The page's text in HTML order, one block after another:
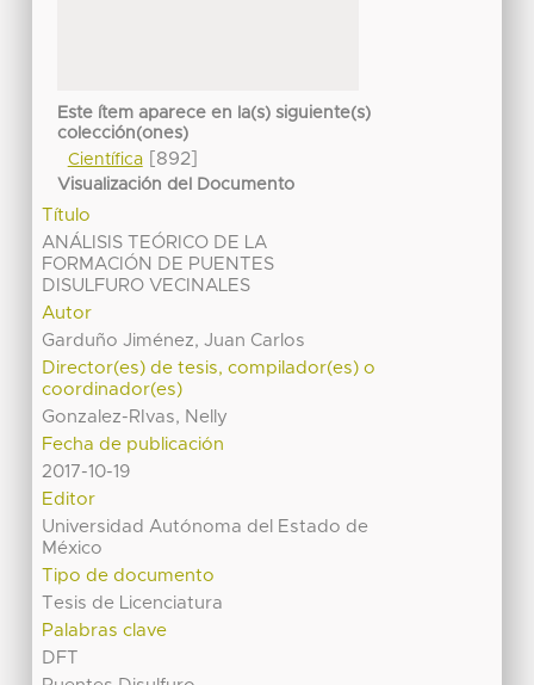
Este ítem aparece en la(s) siguiente(s)
colección(ones)
Científica[892]
Visualización del Documento
Título
ANÁLISIS TEÓRICO DE LA
FORMACIÓN DE PUENTES
DISULFURO VECINALES
Autor
Garduño Jiménez, Juan Carlos
Director(es) de tesis, compilador(es) o
coordinador(es)
Gonzalez-RIvas, Nelly
Fecha de publicación
2017-10-19
Editor
Universidad Autónoma del Estado de
México
Tipo de documento
Tesis de Licenciatura
Palabras clave
DFT